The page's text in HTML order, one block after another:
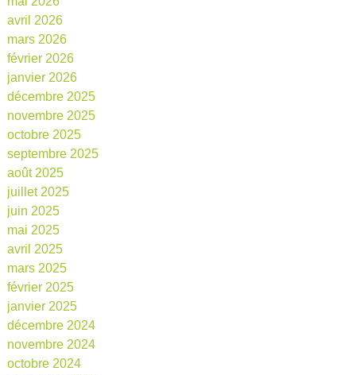
avril 2026
mars 2026
février 2026
janvier 2026
décembre 2025
novembre 2025
octobre 2025
septembre 2025
août 2025
juillet 2025
juin 2025
mai 2025
avril 2025
mars 2025
février 2025
janvier 2025
décembre 2024
novembre 2024
octobre 2024